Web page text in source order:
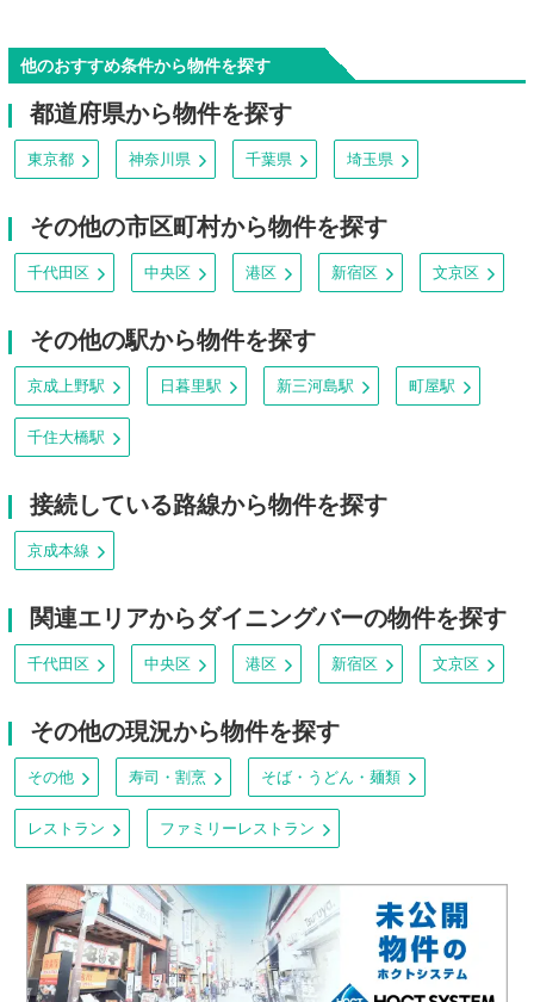
他のおすすめ条件から物件を探す
都道府県から物件を探す
東京都 神奈川県 千葉県 埼玉県
その他の市区町村から物件を探す
千代田区 中央区 港区 新宿区 文京区
その他の駅から物件を探す
京成上野駅 日暮里駅 新三河島駅 町屋駅
千住大橋駅
接続している路線から物件を探す
京成本線
関連エリアからダイニングバーの物件を探す
千代田区 中央区 港区 新宿区 文京区
その他の現況から物件を探す
その他 寿司・割烹 そば・うどん・麺類
レストラン ファミリーレストラン